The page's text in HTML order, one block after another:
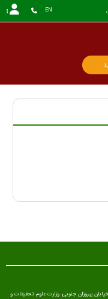
EN
پیروزان جنوبی، وزارت علوم، تحقیقات و